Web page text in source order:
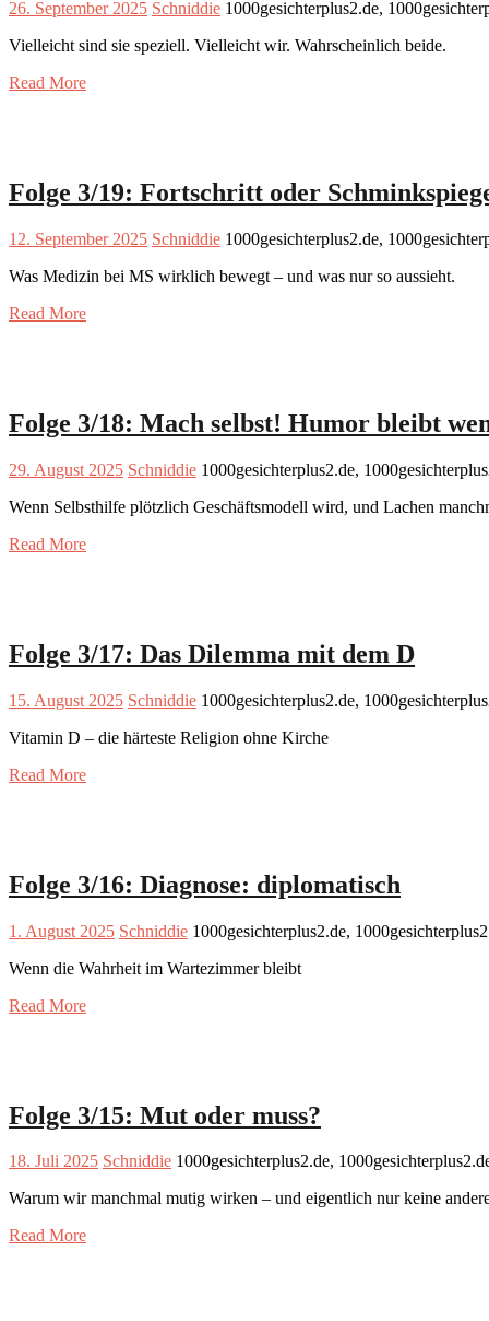
26. September 2025 Schniddie 1000gesichterplus2.de,
Vielleicht sind sie speziell. Vielleicht wir. Wahrscheinlich beide.
Read More
Folge 3/19: Fortschritt oder
12. September 2025 Schniddie 1000gesichterplus2.de,
Was Medizin bei MS wirklich bewegt – und was nur so aussieht.
Read More
Folge 3/18: Mach selbst! Humor bleibt
29. August 2025 Schniddie 1000gesichterplus2.de,
Wenn Selbsthilfe plötzlich Geschäftsmodell wird, und Lachen
Read More
Folge 3/17: Das Dilemma mit dem D
15. August 2025 Schniddie 1000gesichterplus2.de,
Vitamin D – die härteste Religion ohne Kirche
Read More
Folge 3/16: Diagnose: diplomatisch
1. August 2025 Schniddie 1000gesichterplus2.de,
Wenn die Wahrheit im Wartezimmer bleibt
Read More
Folge 3/15: Mut oder muss?
18. Juli 2025 Schniddie 1000gesichterplus2.de,
Warum wir manchmal mutig wirken – und eigentlich nur keine
Read More